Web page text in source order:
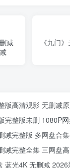
减
《九门
版高清观影 无删减
完整版未删 1080P
减完整版 多网盘合
减完整全集 三网盘
蓝光4K 无删减